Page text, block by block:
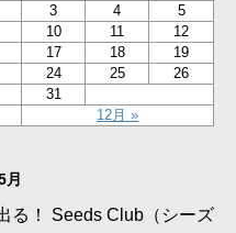
12月 »
3 4
5
10 11
12
17 18
19
24 25
26
31
月
る！ Seeds Club（シーズ